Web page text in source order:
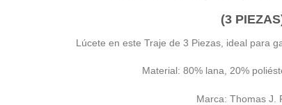
(3
Lúcete en este Traje de 3 Piezas, ideal para
Material: 80% lana, 20%
Marca: Thomas J.